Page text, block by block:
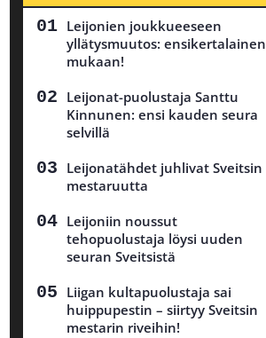
Leijonien joukkueeseen
yllätysmuutos: ensikertalainen
mukaan!
Leijonat-puolustaja Santtu
Kinnunen: ensi kauden seura
selvillä
Leijonatähdet juhlivat Sveitsin
mestaruutta
Leijoniin noussut
tehopuolustaja löysi uuden
seuran Sveitsistä
Liigan kultapuolustaja sai
huippupestin – siirtyy Sveitsin
mestarin riveihin!